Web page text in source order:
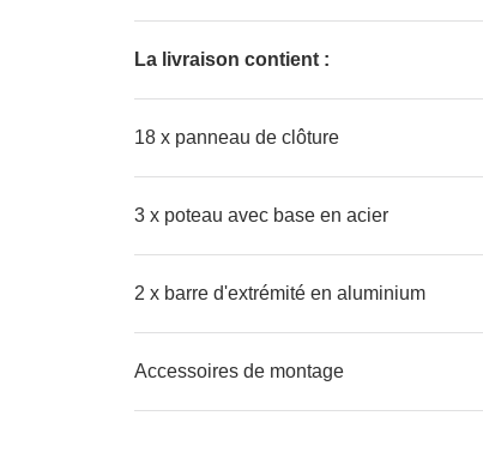
La livraison contient :
18 x panneau de clôture
3 x poteau avec base en acier
2 x barre d'extrémité en aluminium
Accessoires de montage